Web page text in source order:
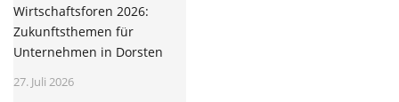
Wirtschaftsforen 2026:
Zukunftsthemen für
Unternehmen in Dorsten
27. Juli 2026